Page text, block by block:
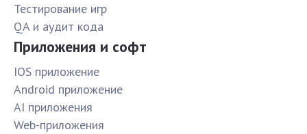
Тестирование игр
QA и аудит кода
Приложения и софт
IOS приложение
Android приложение
AI приложения
Web-приложения